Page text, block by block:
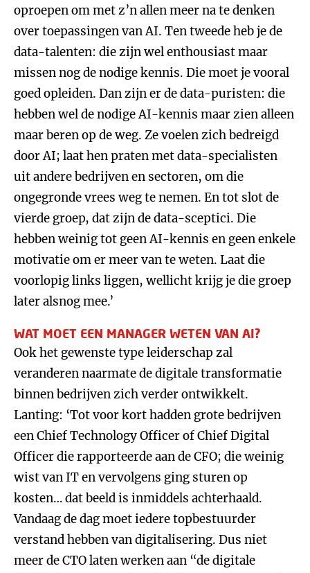
oproepen om met z’n allen meer na te denken
over toepassingen van AI. Ten tweede heb je de
data-talenten: die zijn wel enthousiast maar
missen nog de nodige kennis. Die moet je vooral
goed opleiden. Dan zijn er de data-puristen: die
hebben wel de nodige AI-kennis maar zien alleen
maar beren op de weg. Ze voelen zich bedreigd
door AI; laat hen praten met data-specialisten
uit andere bedrijven en sectoren, om die
ongegronde vrees weg te nemen. En tot slot de
vierde groep, dat zijn de data-sceptici. Die
hebben weinig tot geen AI-kennis en geen enkele
motivatie om er meer van te weten. Laat die
voorlopig links liggen, wellicht krijg je die groep
later alsnog mee.’
WAT MOET EEN MANAGER WETEN VAN AI?
Ook het gewenste type leiderschap zal
veranderen naarmate de digitale transformatie
binnen bedrijven zich verder ontwikkelt.
Lanting: ‘Tot voor kort hadden grote bedrijven
een Chief Technology Officer of Chief Digital
Officer die rapporteerde aan de CFO; die weinig
wist van IT en vervolgens ging sturen op
kosten… dat beeld is inmiddels achterhaald.
Vandaag de dag moet iedere topbestuurder
verstand hebben van digitalisering. Dus niet
meer de CTO laten werken aan “de digitale